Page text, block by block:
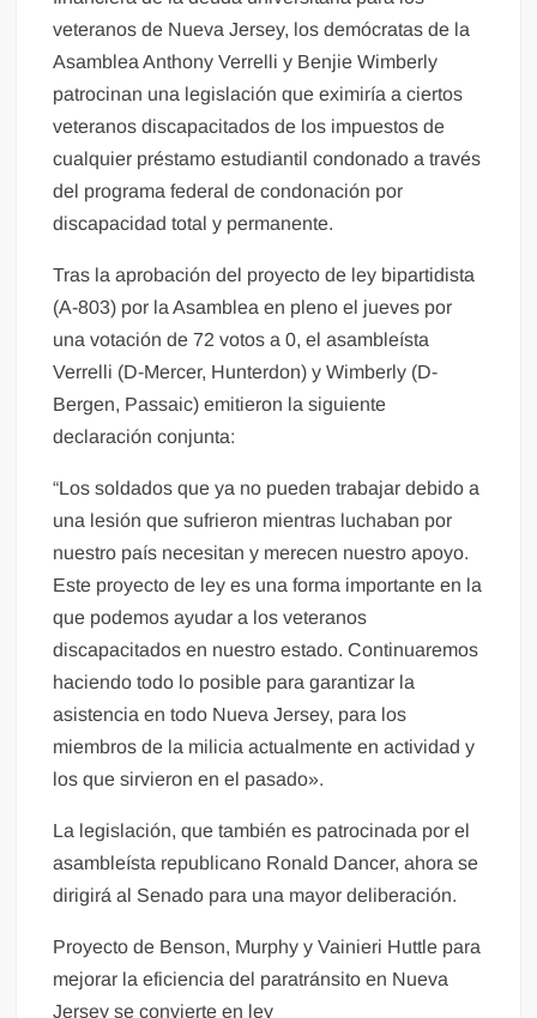
veteranos de Nueva Jersey, los demócratas de la
Asamblea Anthony Verrelli y Benjie Wimberly
patrocinan una legislación que eximiría a ciertos
veteranos discapacitados de los impuestos de
cualquier préstamo estudiantil condonado a través
del programa federal de condonación por
discapacidad total y permanente.
Tras la aprobación del proyecto de ley bipartidista
(A-803) por la Asamblea en pleno el jueves por
una votación de 72 votos a 0, el asambleísta
Verrelli (D-Mercer, Hunterdon) y Wimberly (D-
Bergen, Passaic) emitieron la siguiente
declaración conjunta:
“Los soldados que ya no pueden trabajar debido a
una lesión que sufrieron mientras luchaban por
nuestro país necesitan y merecen nuestro apoyo.
Este proyecto de ley es una forma importante en la
que podemos ayudar a los veteranos
discapacitados en nuestro estado. Continuaremos
haciendo todo lo posible para garantizar la
asistencia en todo Nueva Jersey, para los
miembros de la milicia actualmente en actividad y
los que sirvieron en el pasado».
La legislación, que también es patrocinada por el
asambleísta republicano Ronald Dancer, ahora se
dirigirá al Senado para una mayor deliberación.
Proyecto de Benson, Murphy y Vainieri Huttle para
mejorar la eficiencia del paratránsito en Nueva
Jersey se convierte en ley